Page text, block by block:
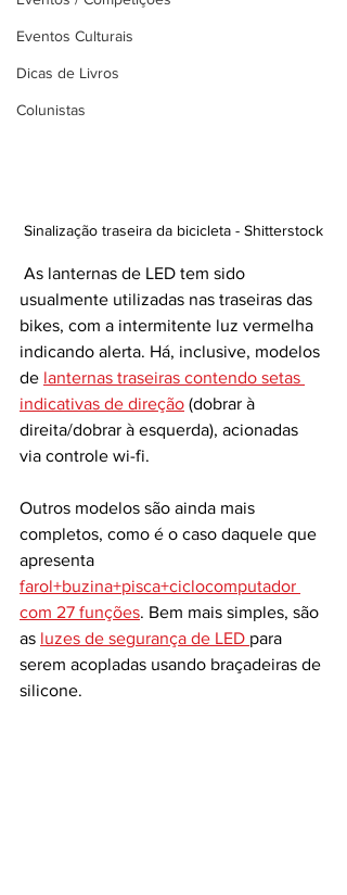
Eventos Culturais
Dicas de Livros
Colunistas
Sinalização traseira da bicicleta - Shitterstock
usualmente utilizadas nas traseiras das
bikes, com a intermitente luz vermelha
indicando alerta. Há, inclusive, modelos
de lanternas traseiras contendo setas
indicativas de direção (dobrar à
direita/dobrar à esquerda), acionadas
via controle wi-fi.
Outros modelos são ainda mais
completos, como é o caso daquele que
apresenta
farol+buzina+pisca+ciclocomputador
com 27 funções. Bem mais simples, são
as luzes de segurança de LED para
serem acopladas usando braçadeiras de
silicone.